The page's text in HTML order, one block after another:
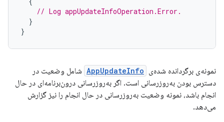
// Log appUpdateInfoOperation.Error.
}
}
نمونه‌ی برگردانده شده‌ی AppUpdateInfo شامل وضعیت در
دسترس بودن به‌روزرسانی است. اگر به‌روزرسانی درون‌برنامه‌ای در حال
انجام باشد، نمونه وضعیت به‌روزرسانی در حال انجام را نیز گزارش
می‌دهد.